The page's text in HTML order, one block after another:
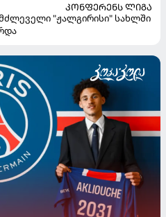
ᲙᲝᲜᲤᲔᲠᲔᲜᲡ ᲚᲘᲒᲐ
"ჟალგირისი" სახლში